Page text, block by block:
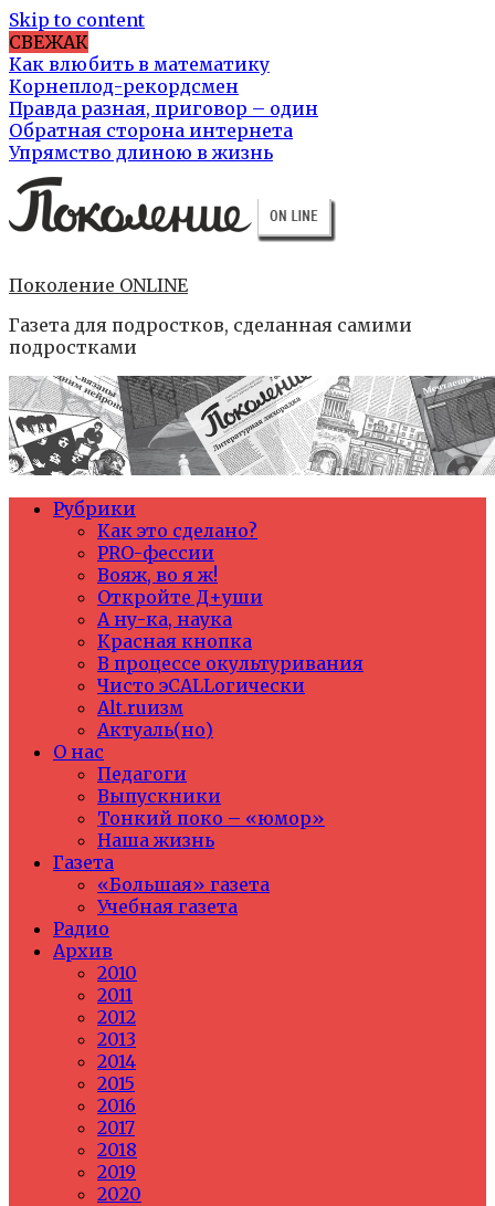
Skip to content
СВЕЖАК
Как влюбить в математику
Корнеплод-рекордсмен
Правда разная, приговор – один
Обратная сторона интернета
Упрямство длиною в жизнь
Поколение ONLINE
Газета для подростков, сделанная самими
подростками
Рубрики
Как это сделано?
PRO-фессии
Вояж, во я ж!
Откройте Д+уши
А ну-ка, наука
Красная кнопка
В процессе окультуривания
Чисто эCALLогически
Alt.ruизм
Актуаль(но)
О нас
Педагоги
Выпускники
Тонкий поко – «юмор»
Наша жизнь
Газета
«Большая» газета
Учебная газета
Радио
Архив
2010
2011
2012
2013
2014
2015
2016
2017
2018
2019
2020